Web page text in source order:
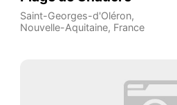
Saint-Georges-d'Oléron,
Nouvelle-Aquitaine, France